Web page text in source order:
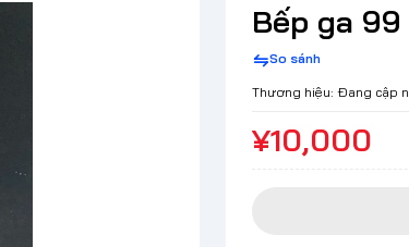
Bếp ga 99
So sánh
Thương hiệu: Đang cập
¥10,000